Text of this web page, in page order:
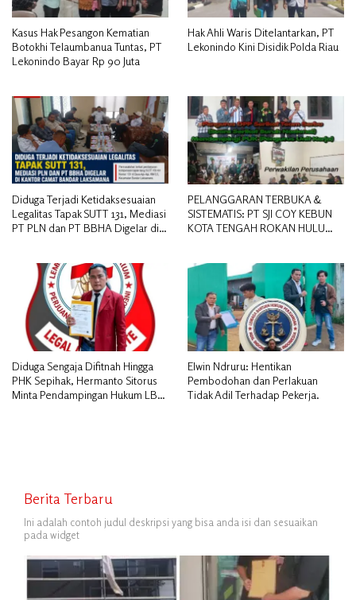
Kasus Hak Pesangon Kematian
Botokhi Telaumbanua Tuntas, PT
Lekonindo Bayar Rp 90 Juta
Hak Ahli Waris Ditelantarkan, PT
Lekonindo Kini Disidik Polda Riau
Diduga Terjadi Ketidaksesuaian
Legalitas Tapak SUTT 131, Mediasi
PT PLN dan PT BBHA Digelar di
PELANGGARAN TERBUKA &
SISTEMATIS: PT SJI COY KEBUN
KOTA TENGAH ROKAN HULU
Diduga Sengaja Difitnah Hingga
PHK Sepihak, Hermanto Sitorus
Minta Pendampingan Hukum LBH
Elwin Ndruru: Hentikan
Pembodohan dan Perlakuan
Tidak Adil Terhadap Pekerja.
Berita Terbaru
Ini adalah contoh judul deskripsi yang bisa anda isi dan sesuaikan
pada widget